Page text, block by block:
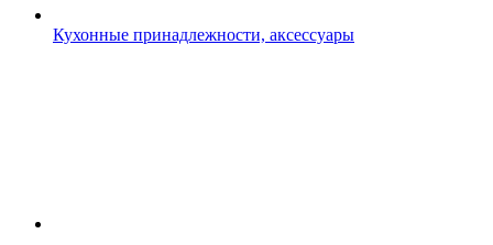
Кухонные принадлежности, аксессуары